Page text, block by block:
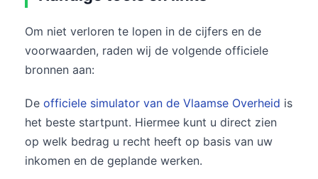
Om niet verloren te lopen in de cijfers en de
voorwaarden, raden wij de volgende officiele
bronnen aan:
De officiele simulator van de Vlaamse Overheid is
het beste startpunt. Hiermee kunt u direct zien
op welk bedrag u recht heeft op basis van uw
inkomen en de geplande werken.